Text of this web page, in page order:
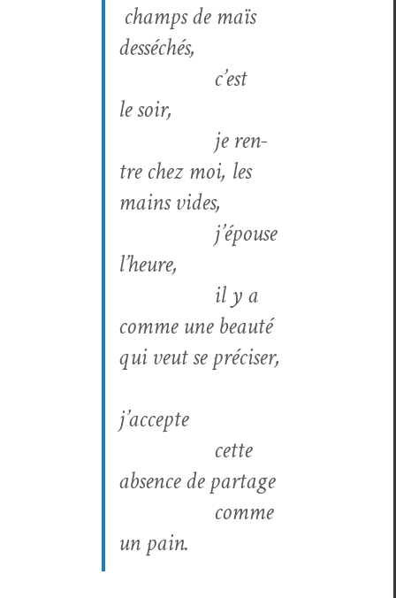
champs de maïs
desséchés,
c’est
le soir,
je ren­
tre chez moi, les
mains vides,
j’épouse
l’heure,
il y a
comme une beauté
qui veut se préciser,
j’accepte
cette
absence de partage
comme
un pain.